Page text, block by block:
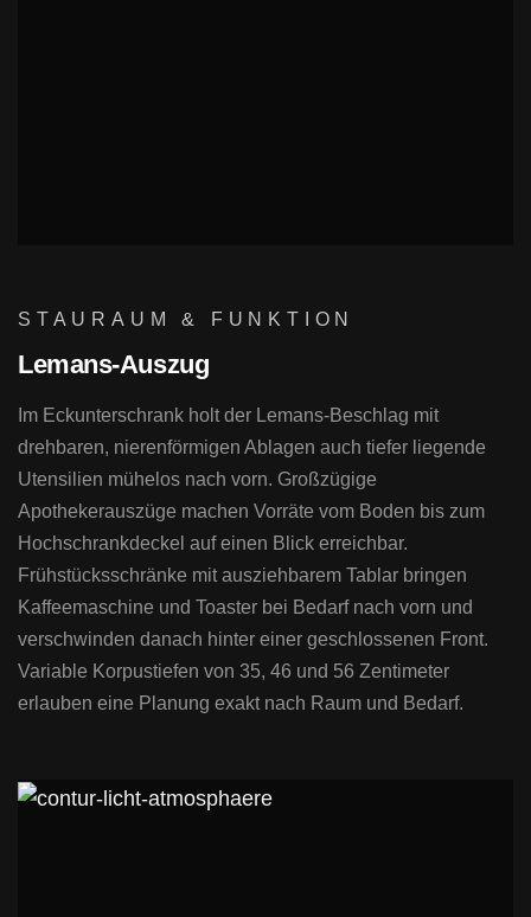
STAURAUM & FUNKTION
Lemans-Auszug
Im Eckunterschrank holt der Lemans-Beschlag mit
drehbaren, nierenförmigen Ablagen auch tiefer liegende
Utensilien mühelos nach vorn. Großzügige
Apothekerauszüge machen Vorräte vom Boden bis zum
Hochschrankdeckel auf einen Blick erreichbar.
Frühstücksschränke mit ausziehbarem Tablar bringen
Kaffeemaschine und Toaster bei Bedarf nach vorn und
verschwinden danach hinter einer geschlossenen Front.
Variable Korpustiefen von 35, 46 und 56 Zentimeter
erlauben eine Planung exakt nach Raum und Bedarf.